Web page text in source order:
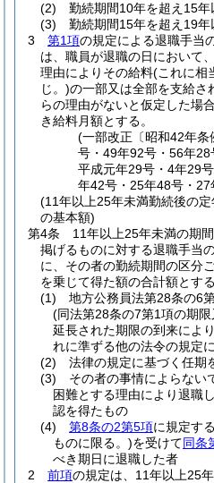
(2)
勤続期間10年を超え15
(3)
勤続期間15年を超え19
3
第1項の規定による退職手当
は、職員が退職の日において
理由によりその給料(これに相
じ。)の一部又は全部を支給さ
らの理由がないと仮定した場
き給料月額とする。
(一部改正〔昭和42年
号・49年92号・56年28
平成元年29号・4年29
年42号・25年48号・27
(11年以上25年未満勤続後の
の基本額)
第4条
11年以上25年未満の期
掲げるものに対する退職手当
に、その者の勤続期間の区分
を乗じて得た額の合計額とする
(1)
地方公務員法第28条の6
(同法第28条の7第1項の期
延長された期限の到来によ
れに準ずる他の法令の規定
(2)
法律の規定に基づく任期
(3)
その者の事情によらない
困難とする理由により退職
認を得たもの
(4)
第8条の2第5項に規定す
ものに限る。)を受けて同条
べき期日に退職した者
2
前項の規定は、11年以上25